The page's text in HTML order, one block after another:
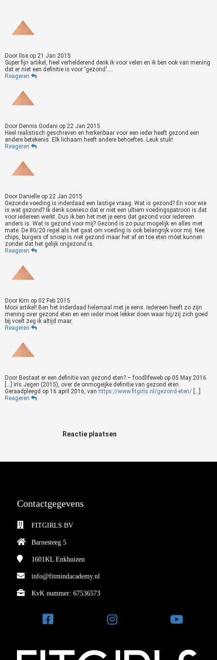
Door Ilse op 21 Jan 2015
Super fijn artikel, heel verhelderend denk ik voor velen en ik ben ook van mening
dat er niet een definitie is voor 'gezond'....
Reageren
Door Dennis Godani op 22 Jan 2015
Heel realistisch geschreven en herkenbaar voor een ieder heeft gezond een
andere betekenis. Elk lichaam heeft andere behoeftes. Leuk stuk!
Reageren
Door Danielle op 22 Jan 2015
Gezonde voeding is inderdaad een lastige vraag. Wat is gezond? En voor wie
is wat gezond? Ik denk sowieso dat er niet een ultiem voedingspatroon is dat
voor iedereen werkt. Dus ik ben het met je eens dat gezond voor iedereen
anders is. Wat is gezond voor mij? Gezond is zo puur mogelijk en alles met
mate. De 80/20 regel als het gaat om voeding is ook belangrijk voor mij. Nee
chips, burgers of snoep is niet gezond maar het af en toe eten móet kunnen
zonder dat het gelijk ongezond is.
Reageren
Door Kim op 02 Feb 2015
Mooi artikel! Ben het inderdaad helemaal met je eens. Iedereen heeft zo zijn
mening over gezond eten en een ieder moet lekker doen waar hij/zij zich goed
bij voelt zeg ik altijd maar.
Reageren
Door Bestaat er een definitie van gezond eten? – foodlifeweb op 05 May 2016
[…] Iris Jegen (2015), over de onmogeijke definitie van gezond eten.
Geraadpleegd op 16 april 2016, van https://www.fitgirls.nl/gezond-eten/
Reageren
Reactie plaatsen
Contactgegevens
FITGIRLS BV
Barnesteeg 5
1601KL Enkhuizen
info@fitmindacademy.nl
KvK nummer: 67536573